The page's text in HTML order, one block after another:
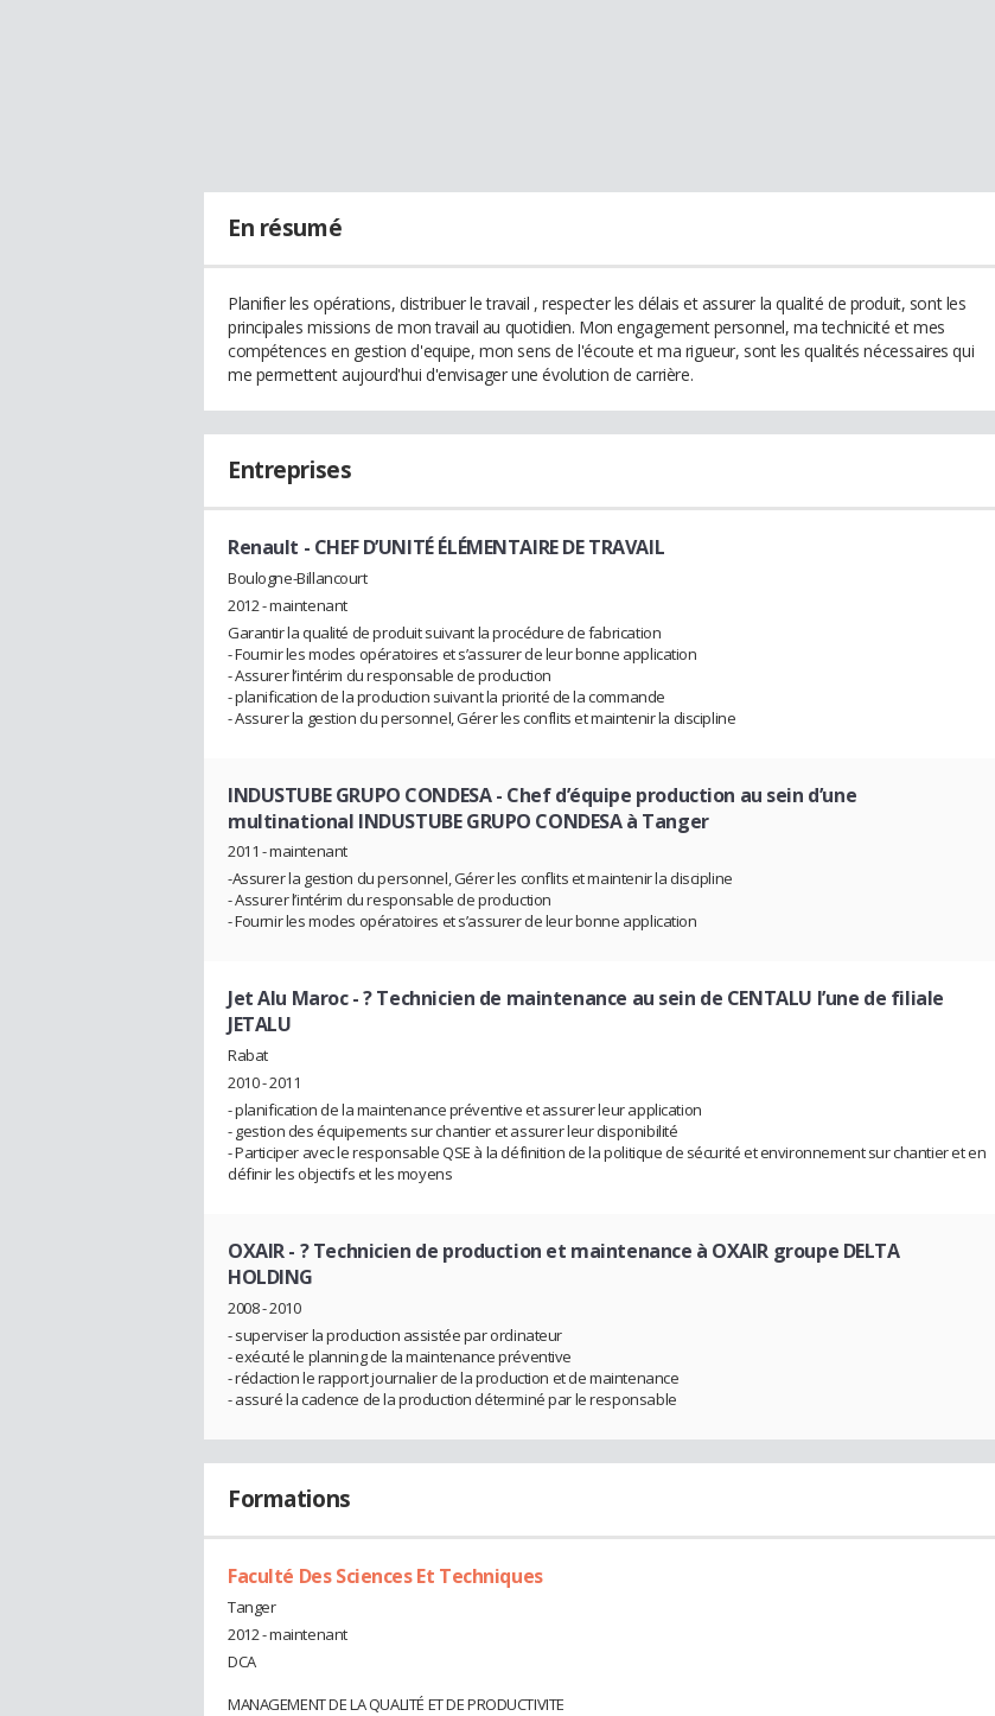
En résumé
Planifier les opérations, distribuer le travail , respecter les délais et assurer la qualité de produit, sont les
principales missions de mon travail au quotidien. Mon engagement personnel, ma technicité et mes
compétences en gestion d'equipe, mon sens de l'écoute et ma rigueur, sont les qualités nécessaires qui
me permettent aujourd'hui d'envisager une évolution de carrière.
Entreprises
Renault - CHEF D’UNITÉ ÉLÉMENTAIRE DE TRAVAIL
Boulogne-Billancourt
2012 - maintenant
Garantir la qualité de produit suivant la procédure de fabrication
- Fournir les modes opératoires et s’assurer de leur bonne application
- Assurer l’intérim du responsable de production
- planification de la production suivant la priorité de la commande
- Assurer la gestion du personnel, Gérer les conflits et maintenir la discipline
INDUSTUBE GRUPO CONDESA- Chef d’équipe production au sein d’une
multinational INDUSTUBE GRUPO CONDESA à Tanger
2011 - maintenant
-Assurer la gestion du personnel, Gérer les conflits et maintenir la discipline
- Assurer l’intérim du responsable de production
- Fournir les modes opératoires et s’assurer de leur bonne application
Jet Alu Maroc- ? Technicien de maintenance au sein de CENTALU l’une de filiale
JETALU
Rabat
2010 - 2011
- planification de la maintenance préventive et assurer leur application
- gestion des équipements sur chantier et assurer leur disponibilité
- Participer avec le responsable QSE à la définition de la politique de sécurité et environnement sur chantier et en
définir les objectifs et les moyens
OXAIR- ? Technicien de production et maintenance à OXAIR groupe DELTA
HOLDING
2008 - 2010
- superviser la production assistée par ordinateur
- exécuté le planning de la maintenance préventive
- rédaction le rapport journalier de la production et de maintenance
- assuré la cadence de la production déterminé par le responsable
Formations
Faculté Des Sciences Et Techniques
Tanger
2012 - maintenant
DCA
MANAGEMENT DE LA QUALITÉ ET DE PRODUCTIVITE